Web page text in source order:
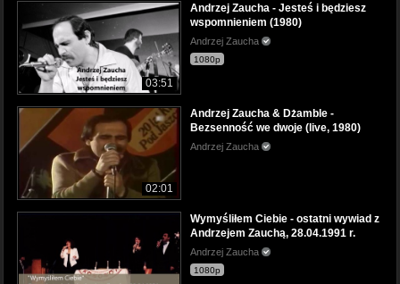
03:51
Andrzej Zaucha - Jesteś i będziesz
wspomnieniem (1980)
Andrzej Zaucha
1080p
02:01
Andrzej Zaucha & Dżamble -
Bezsenność we dwoje (live, 1980)
Andrzej Zaucha
Wymyśliłem Ciebie - ostatni wywiad z
Andrzejem Zauchą, 28.04.1991 r.
Andrzej Zaucha
1080p